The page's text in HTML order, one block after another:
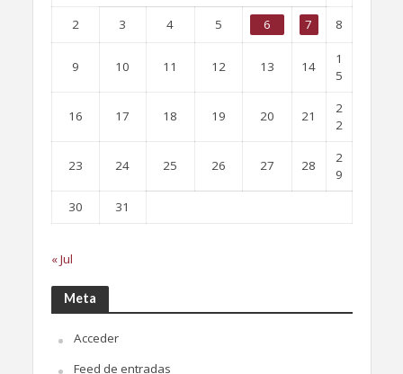
2 3 4 5 6 7 8
9 10 11 12 13 14
1
5
16 17 18 19 20 21
2
2
23 24 25 26 27 28
2
9
30
31
« Jul
Meta
Acceder
Feed de entradas